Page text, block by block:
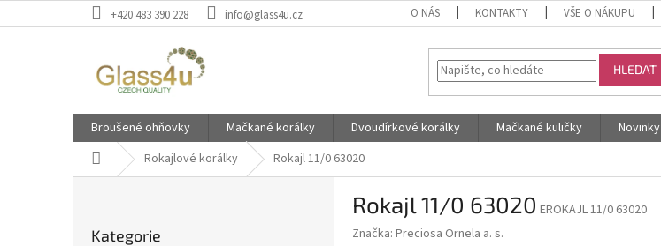
na
+420 483 390 228 info@glass4u.cz O NÁS KONTAKTY VŠE O NÁKUPU
HLEDAT
Broušené ohňovky Mačkané korálky Dvoudírkové korálky Mačkané kuličky Novinky
Domů Rokajlové korálky Rokajl 11/0 63020
kategorie
Kategorie
Rokajl 11/0 63020 EROKAJL 11/0 63020
Značka: Preciosa Ornela a. s.